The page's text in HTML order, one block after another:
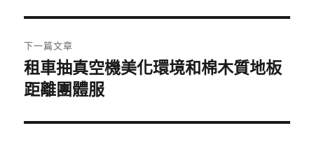
覽
文
章:
下一篇文章
下
一
文
租車抽真空機美化環境和棉木質地板
距離團體服